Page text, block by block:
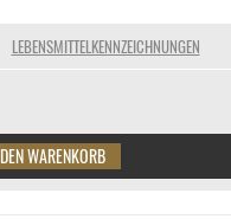
LEBENSMITTELKENNZEICHNUNGEN